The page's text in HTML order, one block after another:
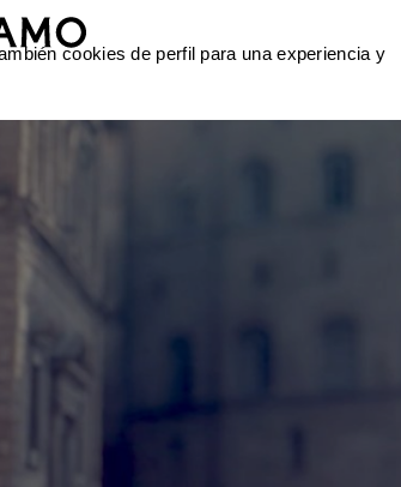
cookies de perfil para una experiencia y